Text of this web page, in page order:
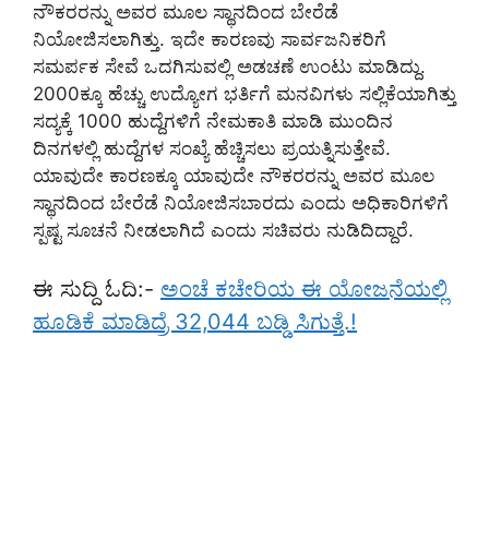
ನೌಕರರನ್ನು ಅವರ ಮೂಲ ಸ್ಥಾನದಿಂದ ಬೇರೆಡೆ
ನಿಯೋಜಿಸಲಾಗಿತ್ತು. ಇದೇ ಕಾರಣವು ಸಾರ್ವಜನಿಕರಿಗೆ
ಸಮರ್ಪಕ ಸೇವೆ ಒದಗಿಸುವಲ್ಲಿ ಅಡಚಣೆ ಉಂಟು ಮಾಡಿದ್ದು.
2000ಕ್ಕೂ ಹೆಚ್ಚು ಉದ್ಯೋಗ ಭರ್ತಿಗೆ ಮನವಿಗಳು ಸಲ್ಲಿಕೆಯಾಗಿತ್ತು
ಸದ್ಯಕ್ಕೆ 1000 ಹುದ್ದೆಗಳಿಗೆ ನೇಮಕಾತಿ ಮಾಡಿ ಮುಂದಿನ
ದಿನಗಳಲ್ಲಿ ಹುದ್ದೆಗಳ ಸಂಖ್ಯೆ ಹೆಚ್ಚಿಸಲು ಪ್ರಯತ್ನಿಸುತ್ತೇವೆ.
ಯಾವುದೇ ಕಾರಣಕ್ಕೂ ಯಾವುದೇ ನೌಕರರನ್ನು ಅವರ ಮೂಲ
ಸ್ಥಾನದಿಂದ ಬೇರೆಡೆ ನಿಯೋಜಿಸಬಾರದು ಎಂದು ಅಧಿಕಾರಿಗಳಿಗೆ
ಸ್ಪಷ್ಟ ಸೂಚನೆ ನೀಡಲಾಗಿದೆ ಎಂದು ಸಚಿವರು ನುಡಿದಿದ್ದಾರೆ.
ಈ ಸುದ್ದಿ ಓದಿ:- ಅಂಚೆ ಕಚೇರಿಯ ಈ ಯೋಜನೆಯಲ್ಲಿ
ಹೂಡಿಕೆ ಮಾಡಿದ್ರೆ 32,044 ಬಡ್ಡಿ ಸಿಗುತ್ತೆ.!